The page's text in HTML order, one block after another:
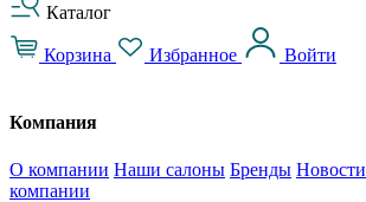
Каталог
Корзина Избранное Войти
Компания
О компании Наши салоны Бренды Новости
компании